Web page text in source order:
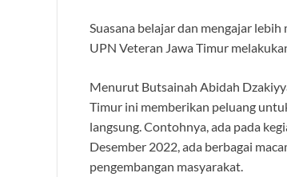
Suasana belajar dan mengajar
UPN Veteran Jawa Timur
Menurut Butsainah Abidah
Timur ini memberikan peluang
langsung. Contohnya, ada pada
Desember 2022, ada berbagai
pengembangan masyarakat.